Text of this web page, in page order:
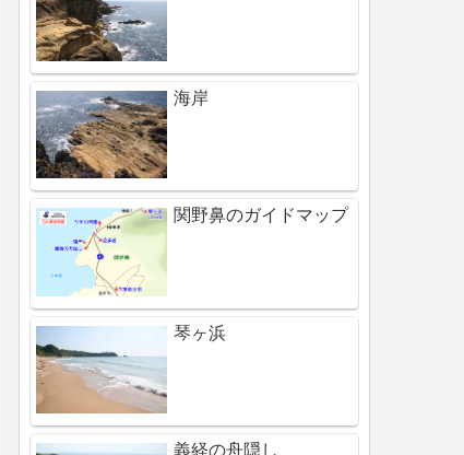
海岸
関野鼻のガイドマップ
琴ヶ浜
義経の舟隠し